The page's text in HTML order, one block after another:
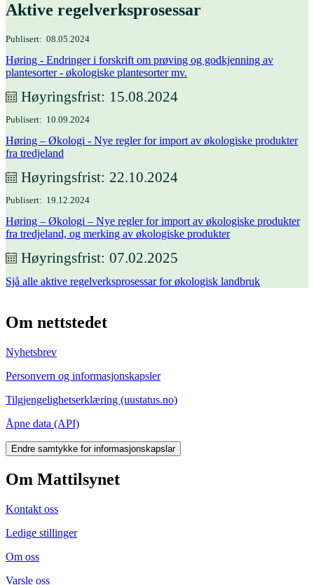
Aktive regelverksprosessar
Publisert 08.05.2024
Høring - Endringer i forskrift om prøving og godkjenning av
plantesorter - økologiske plantesorter mv.
Høyringsfrist 15.08.2024
Publisert 10.09.2024
Høring – Økologi - Nye regler for import av økologiske produkter
fra tredjeland
Høyringsfrist 22.10.2024
Publisert 19.12.2024
Høring – Økologi – Nye regler for import av økologiske produkter
fra tredjeland, og merking av økologiske produkter
Høyringsfrist 07.02.2025
Sjå alle aktive regelverksprosessar for økologisk landbruk
Om nettstedet
Nyhetsbrev
Personvern og informasjonskapsler
Tilgjengelighetserklæring (uustatus.no)
Åpne data (API)
Endre samtykke for informasjonskapslar
Om Mattilsynet
Kontakt oss
Ledige stillinger
Om oss
Varsle oss